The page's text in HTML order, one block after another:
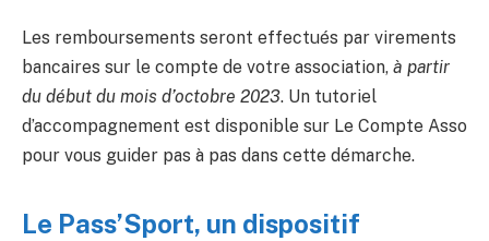
Les remboursements seront effectués par virements
bancaires sur le compte de votre association, à partir
du début du mois d’octobre 2023. Un tutoriel
d’accompagnement est disponible sur Le Compte Asso
pour vous guider pas à pas dans cette démarche.
Le Pass’Sport, un dispositif